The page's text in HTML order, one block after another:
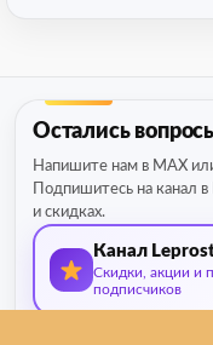
Остались
Напишите нам в MAX
Подпишитесь на канал
и скидках.
Канал
Скидки, акции и
подписчиков